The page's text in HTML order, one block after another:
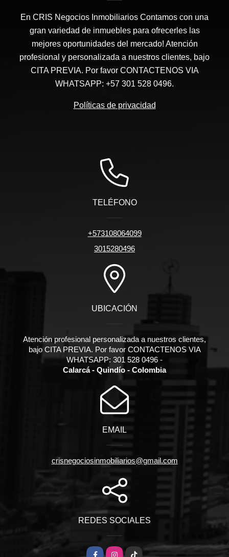
En CRIS Negocios Inmobiliarios Contamos con una
gran variedad de inmuebles para ofrecerles las
mejores oportunidades del mercado! Atención
profesional y personalizada a nuestros clientes, bajo
CITA PREVIA. Por favor CONTACTENOS VIA
WHATSAPP: +57 301 528 0496.
Políticas de privacidad
TELÉFONO
+573108064099
3015280496
UBICACIÓN
Atención profesional personalizada a nuestros clientes,
bajo CITA PREVIA. Por favor CONTACTENOS VIA
WHATSAPP: 301 528 0496 -
Calarcá - Quindío - Colombia
EMAIL
crisnegociosinmobiliarios@gmail.com
REDES SOCIALES
FacebookInstagramTikTok